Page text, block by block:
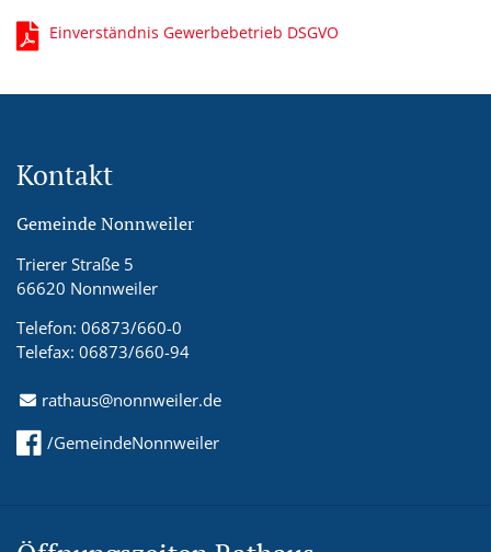
Einverständnis Gewerbebetrieb DSGVO
Kontakt
Gemeinde Nonnweiler
Trierer Straße 5
66620 Nonnweiler
Telefon: 06873/660-0
Telefax: 06873/660-94
rathaus@nonnweiler.de
/GemeindeNonnweiler